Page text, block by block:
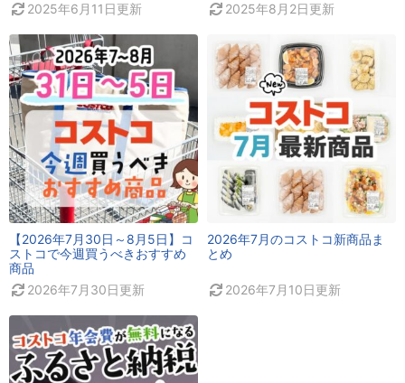
2025年6月11日更新
2025年8月2日更新
【2026年7月30日～8月5日】コ
ストコで今週買うべきおすすめ
商品
2026年7月30日更新
2026年7月のコストコ新商品ま
とめ
2026年7月10日更新